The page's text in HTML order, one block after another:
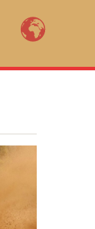
BY YVES
Historic Rally (11th
created in 1934.